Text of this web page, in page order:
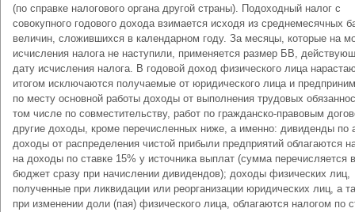
(по справке налогового органа другой страны). Подоходный налог с
совокупного годового дохода взимается исходя из среднемесячных
величин, сложившихся в календарном году. За месяцы, которые на
исчисления налога не наступили, применяется размер БВ,
дату исчисления налога. В годовой доход физического лица
итогом исключаются получаемые от юридического лица и
по месту основной работы доходы от выполнения трудовых
том числе по совместительству, работ по гражданско-правовым
другие доходы, кроме перечисленных ниже, а именно: дивиденды по
доходы от распределения чистой прибыли предприятий облагаются
на доходы по ставке 15% у источника выплат (сумма перечисляется в
бюджет сразу при начислении дивидендов); доходы физических лиц,
полученные при ликвидации или реорганизации юридических лиц, а
при изменении доли (пая) физического лица, облагаются налогом по